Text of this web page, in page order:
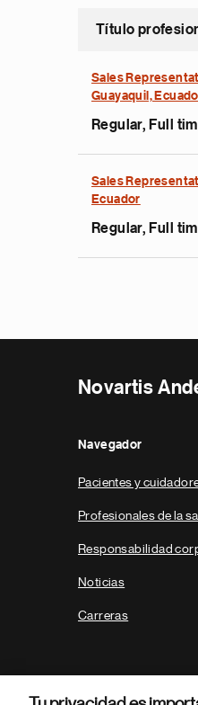
Título
Sales
Guayaquil,
Regular, Full
Sales
Ecuador
Regular, Full
Novartis
Navegador
Pacientes y
Profesionales de la
Responsabilidad
Noticias
Carreras